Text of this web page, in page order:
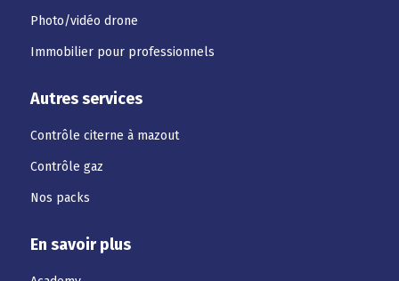
Photo/vidéo drone
Immobilier pour professionnels
Autres services
Contrôle citerne à mazout
Contrôle gaz
Nos packs
En savoir plus